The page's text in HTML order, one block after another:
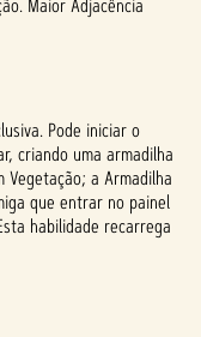
Maior Adjacência
Pode iniciar o
criando uma armadilha
Vegetação; a Armadilha
que entrar no painel
habilidade recarrega